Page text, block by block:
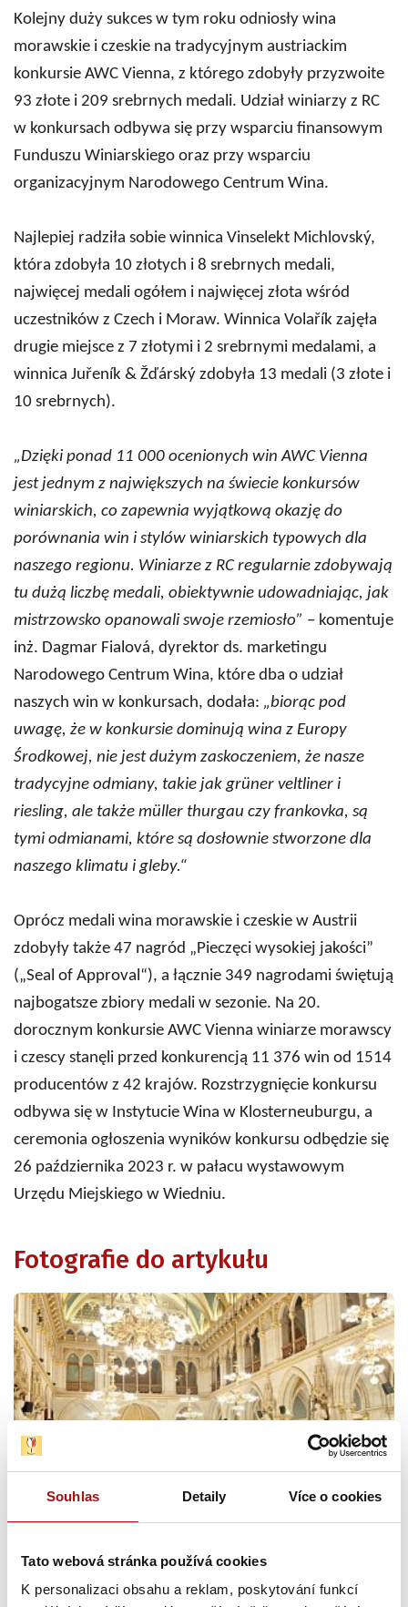
Souhlas Detaily Více o cookies
Tato webová stránka používá cookies
K personalizaci obsahu a reklam, poskytování funkcí
Kolejny duży sukces w tym roku odniosły wina
morawskie i czeskie na tradycyjnym austriackim
konkursie AWC Vienna, z którego zdobyły przyzwoite
93 złote i 209 srebrnych medali. Udział winiarzy z RC
w konkursach odbywa się przy wsparciu finansowym
Funduszu Winiarskiego oraz przy wsparciu
organizacyjnym Narodowego Centrum Wina.
Najlepiej radziła sobie winnica Vinselekt Michlovský,
która zdobyła 10 złotych i 8 srebrnych medali,
najwięcej medali ogółem i najwięcej złota wśród
uczestników z Czech i Moraw. Winnica Volařík zajęła
drugie miejsce z 7 złotymi i 2 srebrnymi medalami, a
winnica Juřeník & Žďárský zdobyła 13 medali (3 złote i
10 srebrnych).
„Dzięki ponad 11 000 ocenionych win AWC Vienna
jest jednym z największych na świecie konkursów
winiarskich, co zapewnia wyjątkową okazję do
porównania win i stylów winiarskich typowych dla
naszego regionu. Winiarze z RC regularnie zdobywają
tu dużą liczbę medali, obiektywnie udowadniając, jak
mistrzowsko opanowali swoje rzemiosło” – komentuje
inż. Dagmar Fialová, dyrektor ds. marketingu
Narodowego Centrum Wina, które dba o udział
naszych win w konkursach, dodała: „biorąc pod
uwagę, że w konkursie dominują wina z Europy
Środkowej, nie jest dużym zaskoczeniem, że nasze
tradycyjne odmiany, takie jak grüner veltliner i
riesling, ale także müller thurgau czy frankovka, są
tymi odmianami, które są dosłownie stworzone dla
naszego klimatu i gleby.“
Oprócz medali wina morawskie i czeskie w Austrii
zdobyły także 47 nagród „Pieczęci wysokiej jakości”
(„Seal of Approval“), a łącznie 349 nagrodami świętują
najbogatsze zbiory medali w sezonie. Na 20.
dorocznym konkursie AWC Vienna winiarze morawscy
i czescy stanęli przed konkurencją 11 376 win od 1514
producentów z 42 krajów. Rozstrzygnięcie konkursu
odbywa się w Instytucie Wina w Klosterneuburgu, a
ceremonia ogłoszenia wyników konkursu odbędzie się
26 października 2023 r. w pałacu wystawowym
Urzędu Miejskiego w Wiedniu.
Fotografie do artykułu